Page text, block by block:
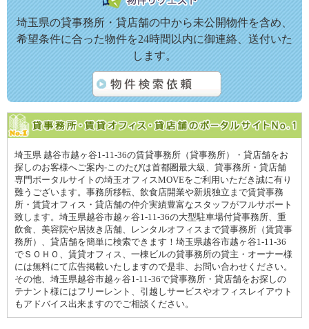
埼玉県の貸事務所・貸店舗の中から未公開物件を含め、
希望条件に合った物件を24時間以内に御連絡、送付いた
します。
埼玉県 越谷市越ヶ谷1-11-36の賃貸事務所（貸事務所）・貸店舗をお
探しのお客様へご案内-このたびは首都圏最大級、貸事務所・貸店舗
専門ポータルサイトの埼玉オフィスMOVEをご利用いただき誠に有り
難うございます。事務所移転、飲食店開業や新規独立まで賃貸事務
所・賃貸オフィス・貸店舗の仲介実績豊富なスタッフがフルサポート
致します。埼玉県越谷市越ヶ谷1-11-36の大型駐車場付貸事務所、重
飲食、美容院や居抜き店舗、レンタルオフィスまで貸事務所（賃貸事
務所）、貸店舗を簡単に検索できます！埼玉県越谷市越ヶ谷1-11-36
でＳＯＨＯ、賃貸オフィス、一棟ビルの貸事務所の貸主・オーナー様
には無料にて広告掲載いたしますので是非、お問い合わせください。
その他、埼玉県越谷市越ヶ谷1-11-36で貸事務所・貸店舗をお探しの
テナント様にはフリーレント、引越しサービスやオフィスレイアウト
もアドバイス出来ますのでご相談ください。